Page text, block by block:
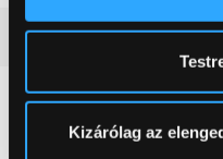
módjairól és adja meg
pontban. Bármikor
Sütinyilatkozathoz való
Kizárólag az
Vásárlói vélemények(0)